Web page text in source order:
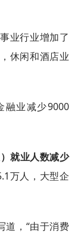
业行业增加了
休闲和酒店业
融业减少9000
就业人数减少
万人，大型企
道，“由于消费